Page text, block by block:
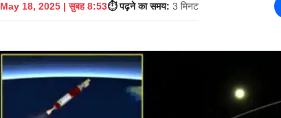
May 18, 2025 | सुबह 8:53⏱️ पढ़ने का समय: 3 मिनट